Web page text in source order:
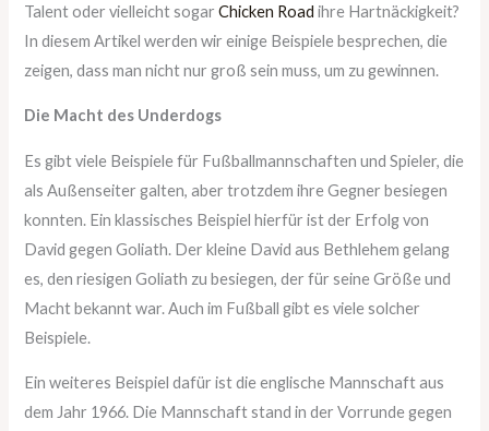
Talent oder vielleicht sogarChicken Road ihre Hartnäckigkeit?
In diesem Artikel werden wir einige Beispiele besprechen, die
zeigen, dass man nicht nur groß sein muss, um zu gewinnen.
Die Macht des Underdogs
Es gibt viele Beispiele für Fußballmannschaften und Spieler, die
als Außenseiter galten, aber trotzdem ihre Gegner besiegen
konnten. Ein klassisches Beispiel hierfür ist der Erfolg von
David gegen Goliath. Der kleine David aus Bethlehem gelang
es, den riesigen Goliath zu besiegen, der für seine Größe und
Macht bekannt war. Auch im Fußball gibt es viele solcher
Beispiele.
Ein weiteres Beispiel dafür ist die englische Mannschaft aus
dem Jahr 1966. Die Mannschaft stand in der Vorrunde gegen